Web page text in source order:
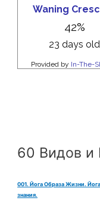
60 Видов и
001. Йога Образа Жизни.
знания.